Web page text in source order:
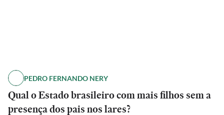
PEDRO FERNANDO NERY
Qual o Estado brasileiro com mais filhos sem a
presença dos pais nos lares?